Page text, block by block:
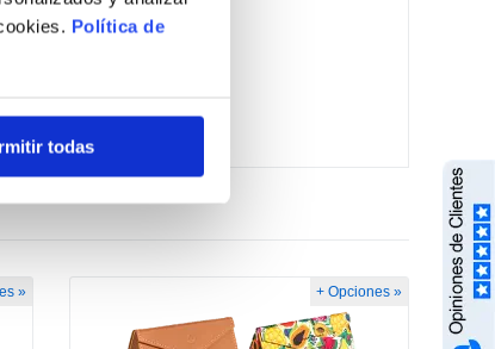
Política de
todas
» + Opciones »